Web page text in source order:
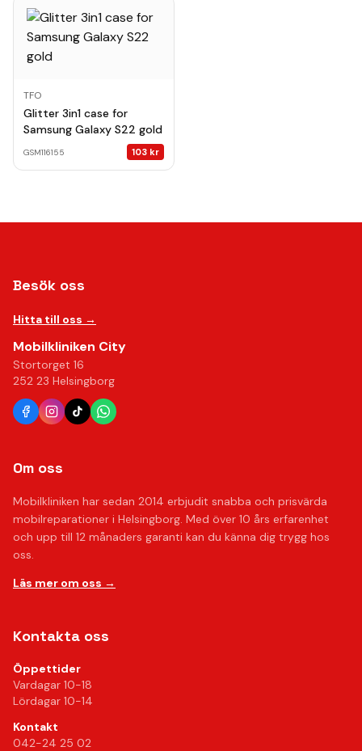
TFO
Glitter 3in1 case for
Samsung Galaxy S22 gold
GSM116155 103 kr
Besök oss
Hitta till oss →
Mobilkliniken City
Stortorget 16
252 23 Helsingborg
Om oss
Mobilkliniken har sedan 2014 erbjudit snabba och prisvärda
mobilreparationer i Helsingborg. Med över 10 års erfarenhet
och upp till 12 månaders garanti kan du känna dig trygg hos
oss.
Läs mer om oss →
Kontakta oss
Öppettider
Vardagar 10-18
Lördagar 10-14
Kontakt
042-24 25 02